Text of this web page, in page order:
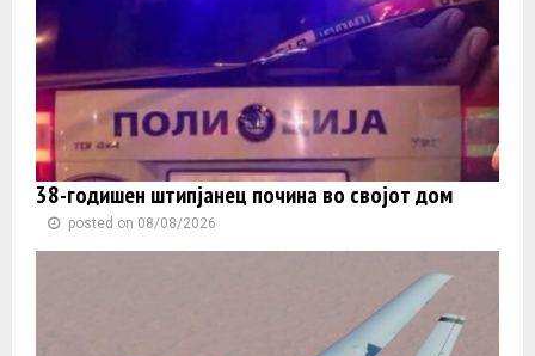
38-годишен штипјанец почина во својот дом
posted on 08/08/2026